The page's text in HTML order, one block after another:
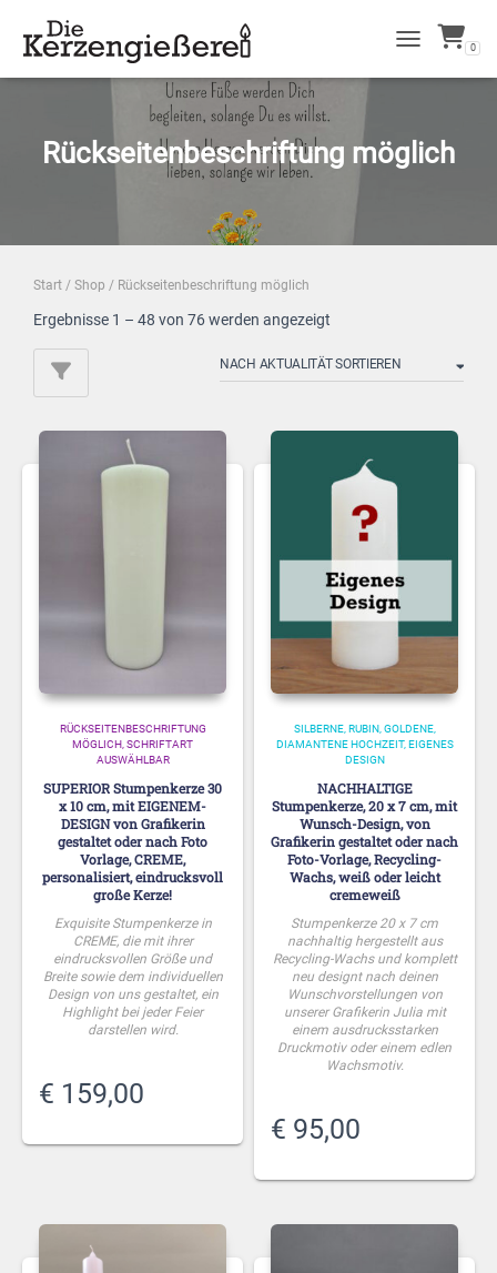
NAVIGATION
0
Rückseitenbeschriftung möglich
Start / Shop / Rückseitenbeschriftung möglich
Ergebnisse 1 – 48 von 76 werden angezeigt
RÜCKSEITENBESCHRIFTUNG
MÖGLICH SCHRIFTART
AUSWÄHLBAR
SUPERIOR Stumpenkerze 30
x 10 cm, mit EIGENEM-
DESIGN von Grafikerin
gestaltet oder nach Foto
Vorlage, CREME,
personalisiert, eindrucksvoll
große Kerze!
Exquisite Stumpenkerze in
CREME, die mit ihrer
eindrucksvollen Größe und
Breite sowie dem individuellen
Design von uns gestaltet, ein
Highlight bei jeder Feier
darstellen wird.
€ 159,00
SILBERNE, RUBIN, GOLDENE,
DIAMANTENE HOCHZEIT EIGENES
DESIGN
NACHHALTIGE
Stumpenkerze, 20 x 7 cm, mit
Wunsch-Design, von
Grafikerin gestaltet oder nach
Foto-Vorlage, Recycling-
Wachs, weiß oder leicht
cremeweiß
Stumpenkerze 20 x 7 cm
nachhaltig hergestellt aus
Recycling-Wachs und komplett
neu designt nach deinen
Wunschvorstellungen von
unserer Grafikerin Julia mit
einem ausdrucksstarken
Druckmotiv oder einem edlen
Wachsmotiv.
€ 95,00